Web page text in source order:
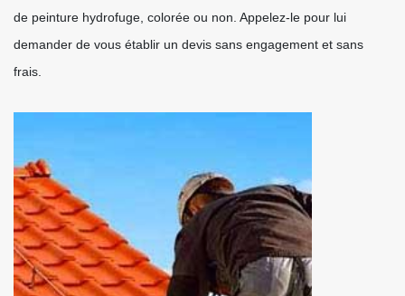
de peinture hydrofuge, colorée ou non. Appelez-le pour lui
demander de vous établir un devis sans engagement et sans
frais.